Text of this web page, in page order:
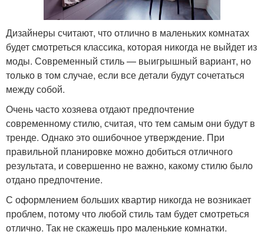
Дизайнеры считают, что отлично в маленьких комнатах
будет смотреться классика, которая никогда не выйдет из
моды. Современный стиль — выигрышный вариант, но
только в том случае, если все детали будут сочетаться
между собой.
Очень часто хозяева отдают предпочтение
современному стилю, считая, что тем самым они будут в
тренде. Однако это ошибочное утверждение. При
правильной планировке можно добиться отличного
результата, и совершенно не важно, какому стилю было
отдано предпочтение.
С оформлением больших квартир никогда не возникает
проблем, потому что любой стиль там будет смотреться
отлично. Так не скажешь про маленькие комнатки.